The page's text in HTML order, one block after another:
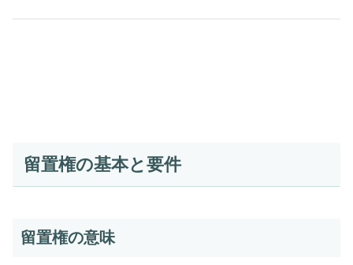
留置権の基本と要件
留置権の意味